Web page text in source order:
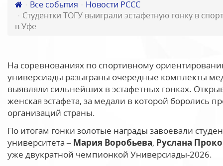
Все события
Новости РССС
Студентки ТОГУ выиграли эстафетную гонку в
в Уфе
На соревнованиях по спортивному
универсиады разыграны очередные комплекты
выявляли сильнейших в эстафетных гонках.
женская эстафета, за медали в которой боролись
организаций страны.
По итогам гонки золотые награды завоевали
университета – Мария Воробьева, Руслана
уже двукратной чемпионкой Универсиады-2026.